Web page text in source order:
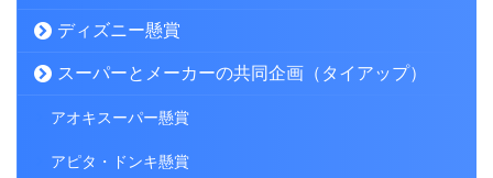
ディズニー懸賞
スーパーとメーカーの共同企画（タイアップ）
アオキスーパー懸賞
アピタ・ドンキ懸賞